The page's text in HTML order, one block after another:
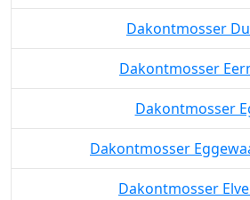
Dakontmosser
Dakontmosser
Dakontmosser
Dakontmosser
Dakontmosser